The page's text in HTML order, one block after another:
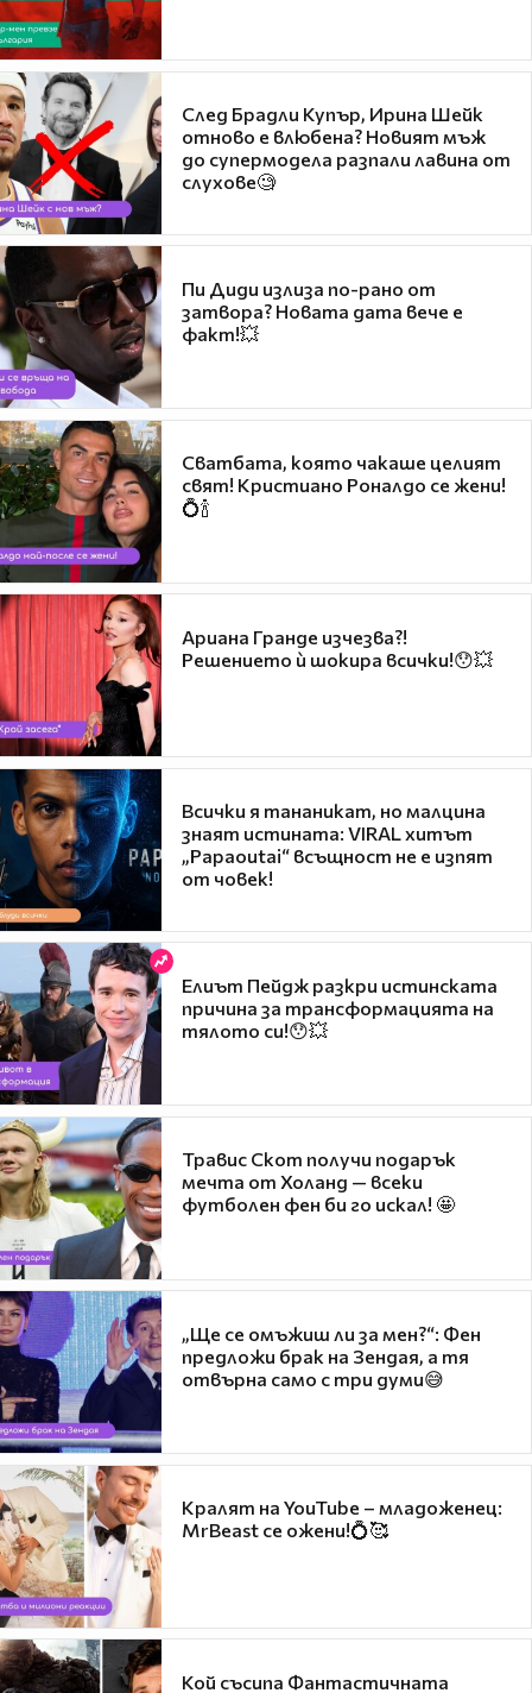
След Брадли Купър, Ирина Шейк
отново е влюбена? Новият мъж
до супермодела разпали лавина от
слухове🧐
Пи Диди излиза по-рано от
затвора? Новата дата вече е
факт!💥
Сватбата, която чакаше целият
свят! Кристиано Роналдо се жени!
💍🍾
Ариана Гранде изчезва?!
Решението ѝ шокира всички!😯💥
Всички я тананикат, но малцина
знаят истината: VIRAL хитът
„Papaoutai“ всъщност не е изпят
от човек!
Елиът Пейдж разкри истинската
причина за трансформацията на
тялото си!😯💥
Травис Скот получи подарък
мечта от Холанд — всеки
футболен фен би го искал! 🤩
„Ще се омъжиш ли за мен?“: Фен
предложи брак на Зендая, а тя
отвърна само с три думи😅
Кралят на YouTube – младоженец:
MrBeast се ожени!💍🥰
Кой съсипа Фантастичната